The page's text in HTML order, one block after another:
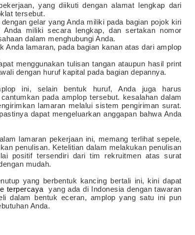
yang diikuti dengan alamat lengkap dari
tersebut.
gelar yang Anda miliki pada bagian pojok kiri
miliki secara lengkap, dan sertakan nomor
dalam menghubungi Anda.
lamaran, pada bagian kanan atas dari amplop
menggunakan tulisan tangan ataupun hasil print
dengan huruf kapital pada bagian depannya.
ini, selain bentuk huruf, Anda juga harus
pada amplop tersebut. kesalahan dalam
lamaran melalui sistem pengiriman surat.
dapat mengeluarkan anggapan bahwa Anda
lamaran pekerjaan ini, memang terlihat sepele,
penulisan. Ketelitian dalam melakukan penulisan
positif tersendiri dari tim rekruitmen atas surat
mudah.
yang berbentuk kancing bertali ini, kini dapat
terpercaya yang ada di Indonesia dengan tawaran
dalam bentuk eceran, amplop yang satu ini pun
Anda.